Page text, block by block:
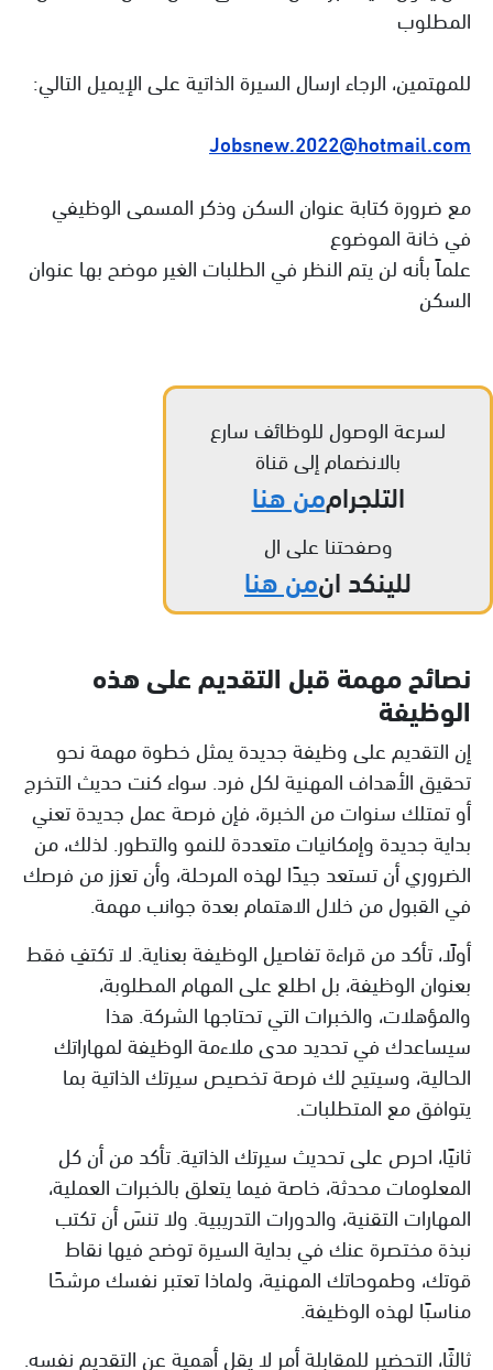
المطلوب
للمهتمين، الرجاء ارسال السيرة الذاتية على الإيميل التالي:
Jobsnew.2022@hotmail.com
مع ضرورة كتابة عنوان السكن وذكر المسمى الوظيفي
في خانة الموضوع
علماً بأنه لن يتم النظر في الطلبات الغير موضح بها عنوان
السكن
لسرعة الوصول للوظائف سارع
بالانضمام إلى قناة
التلجراممن هنا
وصفحتنا على ال
للينكد انمن هنا
نصائح مهمة قبل التقديم على هذه
الوظيفة
إن التقديم على وظيفة جديدة يمثل خطوة مهمة نحو
تحقيق الأهداف المهنية لكل فرد. سواء كنت حديث التخرج
أو تمتلك سنوات من الخبرة، فإن فرصة عمل جديدة تعني
بداية جديدة وإمكانيات متعددة للنمو والتطور. لذلك، من
الضروري أن تستعد جيدًا لهذه المرحلة، وأن تعزز من فرصك
في القبول من خلال الاهتمام بعدة جوانب مهمة.
أولًا، تأكد من قراءة تفاصيل الوظيفة بعناية. لا تكتفِ فقط
بعنوان الوظيفة، بل اطلع على المهام المطلوبة،
والمؤهلات، والخبرات التي تحتاجها الشركة. هذا
سيساعدك في تحديد مدى ملاءمة الوظيفة لمهاراتك
الحالية، وسيتيح لك فرصة تخصيص سيرتك الذاتية بما
يتوافق مع المتطلبات.
ثانيًا، احرص على تحديث سيرتك الذاتية. تأكد من أن كل
المعلومات محدثة، خاصة فيما يتعلق بالخبرات العملية،
المهارات التقنية، والدورات التدريبية. ولا تنسَ أن تكتب
نبذة مختصرة عنك في بداية السيرة توضح فيها نقاط
قوتك، وطموحاتك المهنية، ولماذا تعتبر نفسك مرشحًا
مناسبًا لهذه الوظيفة.
ثالثًا، التحضير للمقابلة أمر لا يقل أهمية عن التقديم نفسه.